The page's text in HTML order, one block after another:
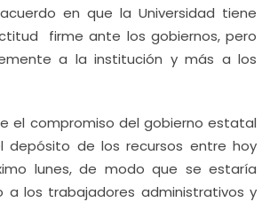
en que la Universidad tiene
firme ante los gobiernos, pero
a la institución y más a los
el compromiso del gobierno estatal
depósito de los recursos entre hoy
lunes, de modo que se estaría
a los trabajadores administrativos y